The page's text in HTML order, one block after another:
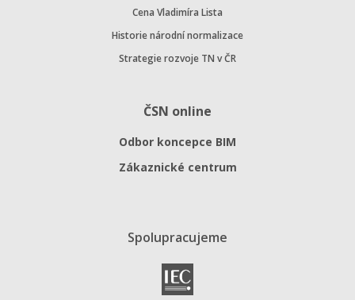
Cena Vladimíra Lista
Historie národní normalizace
Strategie rozvoje TN v ČR
ČSN online
Odbor koncepce BIM
Zákaznické centrum
Spolupracujeme